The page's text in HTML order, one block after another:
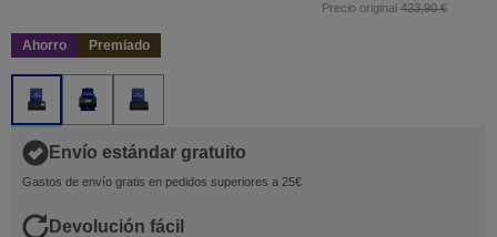
Precio original 423,90 €
Ahorro Premiado
Envío estándar gratuito
Gastos de envío gratis en pedidos superiores a 25€
Devolución fácil